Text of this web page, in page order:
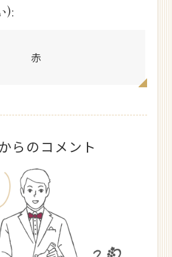
):
赤
らのコメント